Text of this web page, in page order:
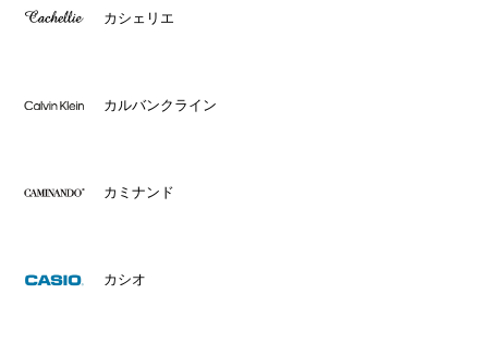
カシェリエ
カルバンクライン
カミナンド
カシオ